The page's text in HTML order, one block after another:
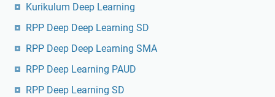
Kurikulum Deep Learning
RPP Deep Deep Learning SD
RPP Deep Deep Learning SMA
RPP Deep Learning PAUD
RPP Deep Learning SD